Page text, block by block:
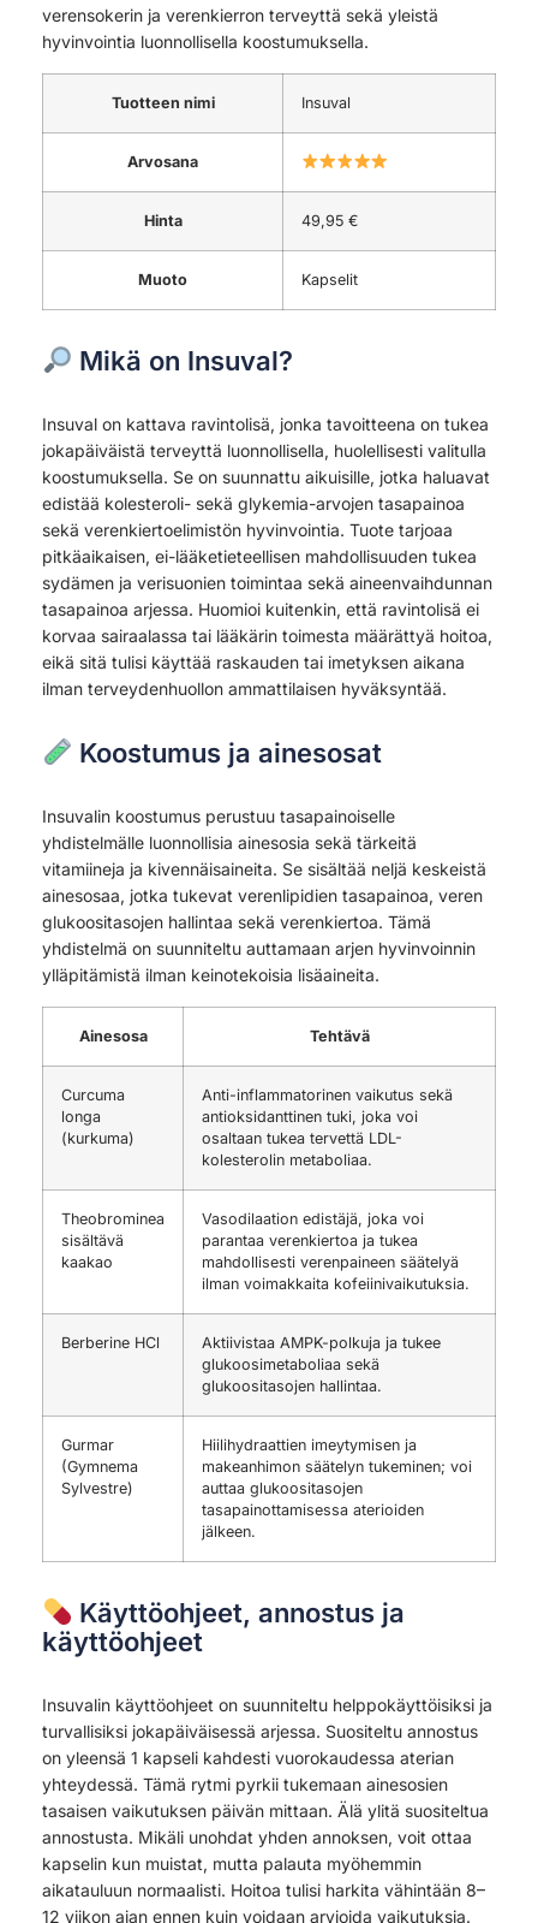
verensokerin ja verenkierron terveyttä sekä yleistä
hyvinvointia luonnollisella koostumuksella.
Tuotteen nimi Insuval
Arvosana
Hinta 49,95 €
Muoto Kapselit
Mikä on Insuval?
Insuval on kattava ravintolisä, jonka tavoitteena on tukea
jokapäiväistä terveyttä luonnollisella, huolellisesti valitulla
koostumuksella. Se on suunnattu aikuisille, jotka haluavat
edistää kolesteroli- sekä glykemia-arvojen tasapainoa
sekä verenkiertoelimistön hyvinvointia. Tuote tarjoaa
pitkäaikaisen, ei-lääketieteellisen mahdollisuuden tukea
sydämen ja verisuonien toimintaa sekä aineenvaihdunnan
tasapainoa arjessa. Huomioi kuitenkin, että ravintolisä ei
korvaa sairaalassa tai lääkärin toimesta määrättyä hoitoa,
eikä sitä tulisi käyttää raskauden tai imetyksen aikana
ilman terveydenhuollon ammattilaisen hyväksyntää.
Koostumus ja ainesosat
Insuvalin koostumus perustuu tasapainoiselle
yhdistelmälle luonnollisia ainesosia sekä tärkeitä
vitamiineja ja kivennäisaineita. Se sisältää neljä keskeistä
ainesosaa, jotka tukevat verenlipidien tasapainoa, veren
glukoositasojen hallintaa sekä verenkiertoa. Tämä
yhdistelmä on suunniteltu auttamaan arjen hyvinvoinnin
ylläpitämistä ilman keinotekoisia lisäaineita.
Ainesosa Tehtävä
Curcuma
longa
(kurkuma)
Anti-inflammatorinen vaikutus sekä
antioksidanttinen tuki, joka voi
osaltaan tukea tervettä LDL-
kolesterolin metaboliaa.
Theobrominea
sisältävä
kaakao
Vasodilaation edistäjä, joka voi
parantaa verenkiertoa ja tukea
mahdollisesti verenpaineen säätelyä
ilman voimakkaita kofeiinivaikutuksia.
Berberine HCl
Aktiivistaa AMPK-polkuja ja tukee
glukoosimetaboliaa sekä
glukoositasojen hallintaa.
Gurmar
(Gymnema
Sylvestre)
Hiilihydraattien imeytymisen ja
makeanhimon säätelyn tukeminen; voi
auttaa glukoositasojen
tasapainottamisessa aterioiden
jälkeen.
Käyttöohjeet, annostus ja
käyttöohjeet
Insuvalin käyttöohjeet on suunniteltu helppokäyttöisiksi ja
turvallisiksi jokapäiväisessä arjessa. Suositeltu annostus
on yleensä 1 kapseli kahdesti vuorokaudessa aterian
yhteydessä. Tämä rytmi pyrkii tukemaan ainesosien
tasaisen vaikutuksen päivän mittaan. Älä ylitä suositeltua
annostusta. Mikäli unohdat yhden annoksen, voit ottaa
kapselin kun muistat, mutta palauta myöhemmin
aikatauluun normaalisti. Hoitoa tulisi harkita vähintään 8–
12 viikon ajan ennen kuin voidaan arvioida vaikutuksia.